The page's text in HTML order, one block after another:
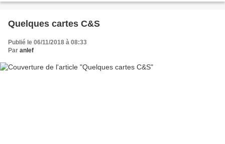
Quelques cartes C&S
Publié le 06/11/2018 à 08:33
Par anlef